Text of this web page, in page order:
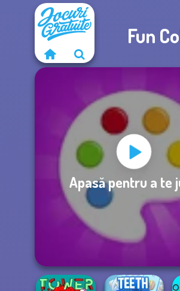
Fun
Apasă pentru a te